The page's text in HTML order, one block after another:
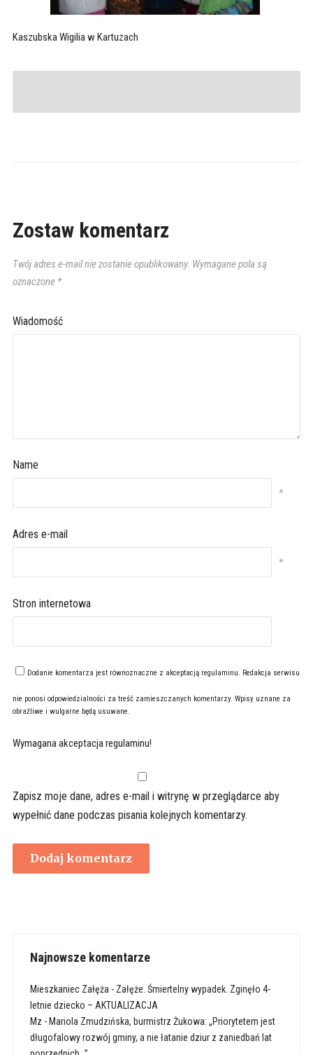
Kaszubska Wigilia w Kartuzach
Zostaw komentarz
Twój adres e-mail nie zostanie opublikowany. Wymagane pola są
oznaczone *
Wiadomość
Name
*
Adres e-mail
*
Stron internetowa
Dodanie komentarza jest równoznaczne z akceptacją regulaminu. Redakcja serwisu
nie ponosi odpowiedzialności za treść zamieszczanych komentarzy. Wpisy uznane za
obraźliwe i wulgarne będą usuwane.
Wymagana akceptacja regulaminu!
Zapisz moje dane, adres e-mail i witrynę w przeglądarce aby
wypełnić dane podczas pisania kolejnych komentarzy.
Najnowsze komentarze
Mieszkaniec Załęża - Załęże. Śmiertelny wypadek. Zginęło 4-
letnie dziecko – AKTUALIZACJA
Mz - Mariola Zmudzińska, burmistrz Żukowa: „Priorytetem jest
długofalowy rozwój gminy, a nie łatanie dziur z zaniedbań lat